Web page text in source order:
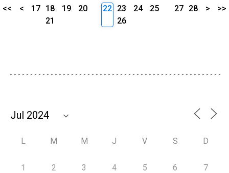
<< < 17 18 19
20
21
22 23 24
25
26
27 28 > >>
L M M J V S D
1 2 3 4 5 6 7